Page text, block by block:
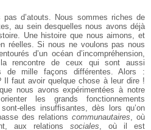
d’atouts. Nous sommes riches de
au sein desquelles nous avons déjà
Une histoire que nous aimons, et
réelles. Si nous ne voulons pas nous
d’un océan d’incompréhension,
rencontre de ceux qui sont aussi
de mille façons différentes. Alors :
faut avoir quelque chose à leur dire !
nous avons expérimentées à notre
les grands fonctionnements
elles insuffisantes, dès lors qu’on
des relations communautaires, où
aux relations sociales, où il est